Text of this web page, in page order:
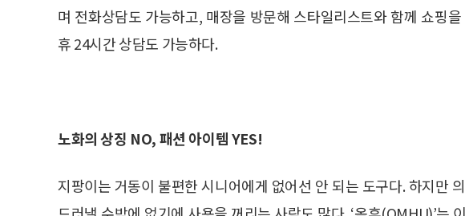
며 전화상담도 가능하고, 매장을 방문해 스타일리스트와 함께 쇼핑
휴 24시간 상담도 가능하다.
노화의 상징 NO, 패션 아이템 YES!
지팡이는 거동이 불편한 시니어에게 없어선 안 되는 도구다. 하지만